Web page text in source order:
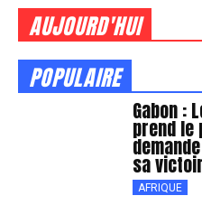
AUJOURD'HUI
POPULAIRE
Gabon :
prend le
sa
AFRIQUE